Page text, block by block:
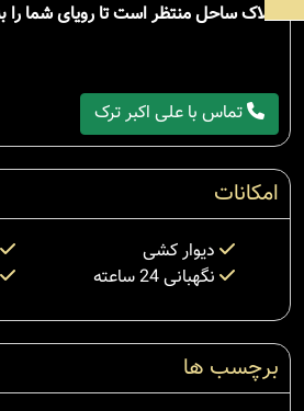
املاک ساحل منتظر است تا رویای شما را
تماس با علی اکبر ترک
امکانات
دیوار کشی
نگهبانی 24 ساعته
برچسب ها